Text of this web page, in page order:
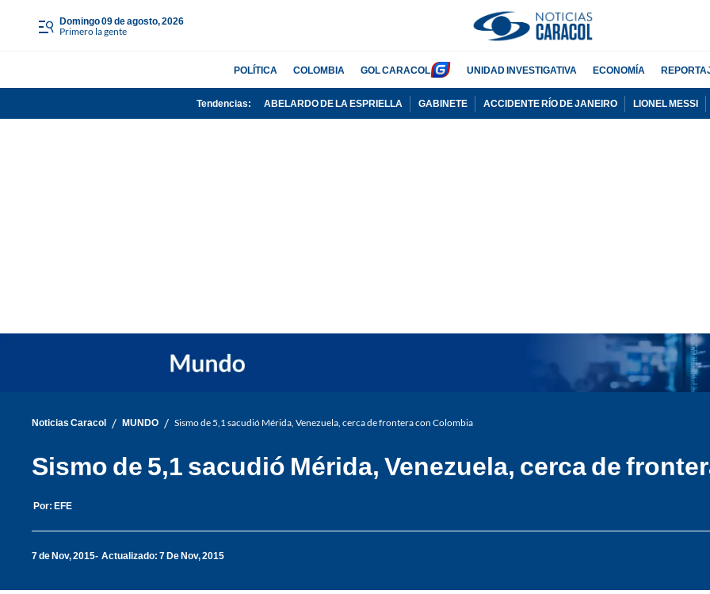
domingo 09 de agosto, 2026
Primero la gente
POLÍTICA COLOMBIA GOL CARACOL UNIDAD INVESTIGATIVA ECONOMÍA
Tendencias: ABELARDO DE LA ESPRIELLA GABINETE ACCIDENTE RÍO DE JANEIRO LIONEL MESSI
Noticias Caracol / MUNDO / Sismo de 5,1 sacudió Mérida, Venezuela, cerca de frontera con Colombia
Sismo de 5,1 sacudió Mérida, Venezuela, cerca de
Por: EFE
7 de Nov, 2015 Actualizado: 7 De Nov, 2015